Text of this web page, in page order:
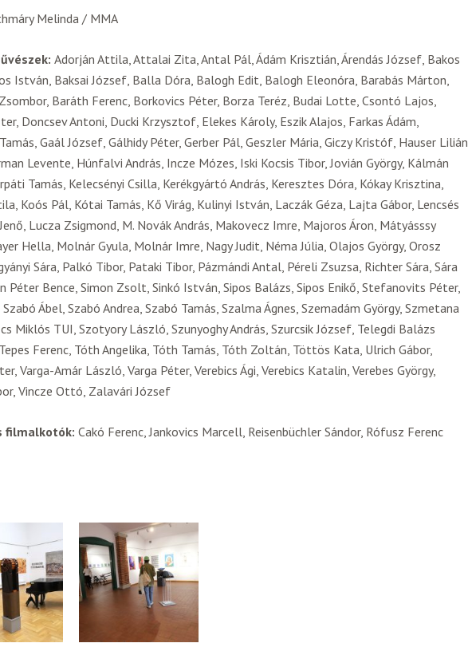
Melinda / MMA
Adorján Attila, Attalai Zita, Antal Pál, Ádám Krisztián, Árendás József, Bakos
István, Baksai József, Balla Dóra, Balogh Edit, Balogh Eleonóra, Barabás Márton,
Baráth Ferenc, Borkovics Péter, Borza Teréz, Budai Lotte, Csontó Lajos,
Doncsev Antoni, Ducki Krzysztof, Elekes Károly, Eszik Alajos, Farkas Ádám,
Gaál József, Gálhidy Péter, Gerber Pál, Geszler Mária, Giczy Kristóf, Hauser Lilián
Levente, Húnfalvi András, Incze Mózes, Iski Kocsis Tibor, Jovián György, Kálmán
Tamás, Kelecsényi Csilla, Kerékgyártó András, Keresztes Dóra, Kókay Krisztina,
Koós Pál, Kótai Tamás, Kő Virág, Kulinyi István, Laczák Géza, Lajta Gábor, Lencsés
Lucza Zsigmond, M. Novák András, Makovecz Imre, Majoros Áron, Mátyásssy
Hella, Molnár Gyula, Molnár Imre, Nagy Judit, Néma Júlia, Olajos György, Orosz
Sára, Palkó Tibor, Pataki Tibor, Pázmándi Antal, Péreli Zsuzsa, Richter Sára, Sára
Péter Bence, Simon Zsolt, Sinkó István, Sipos Balázs, Sipos Enikő, Stefanovits Péter,
Ábel, Szabó Andrea, Szabó Tamás, Szalma Ágnes, Szemadám György, Szmetana
Miklós TUI, Szotyory László, Szunyoghy András, Szurcsik József, Telegdi Balázs
Ferenc, Tóth Angelika, Tóth Tamás, Tóth Zoltán, Töttös Kata, Ulrich Gábor,
Varga-Amár László, Varga Péter, Verebics Ági, Verebics Katalin, Verebes György,
Vincze Ottó, Zalavári József
filmalkotók: Cakó Ferenc, Jankovics Marcell, Reisenbüchler Sándor, Rófusz Ferenc